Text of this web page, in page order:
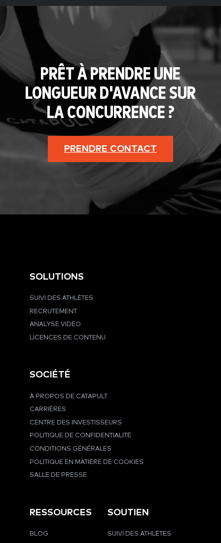
PRÊT À PRENDRE UNE
LONGUEUR D'AVANCE SUR
LA CONCURRENCE ?
PRENDRE CONTACT
SOLUTIONS
SUIVI DES ATHLÈTES
RECRUTEMENT
ANALYSE VIDÉO
LICENCES DE CONTENU
SOCIÉTÉ
À PROPOS DE CATAPULT
CARRIÈRES
CENTRE DES INVESTISSEURS
POLITIQUE DE CONFIDENTIALITÉ
CONDITIONS GÉNÉRALES
POLITIQUE EN MATIÈRE DE COOKIES
SALLE DE PRESSE
RESSOURCES
BLOG
SOUTIEN
SUIVI DES ATHLÈTES